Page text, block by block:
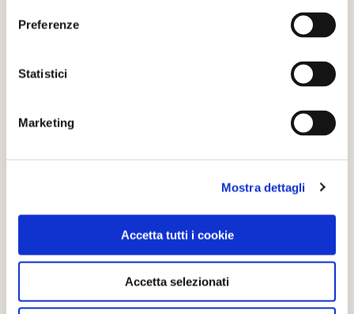
Preferenze
Statistici
Marketing
Mostra dettagli
Accetta tutti i cookie
Accetta selezionati
MI PIACE